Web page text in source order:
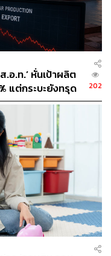
อ.ท.’ หั่นเป้าผลิต
แต่กระบะยังทรุด
202